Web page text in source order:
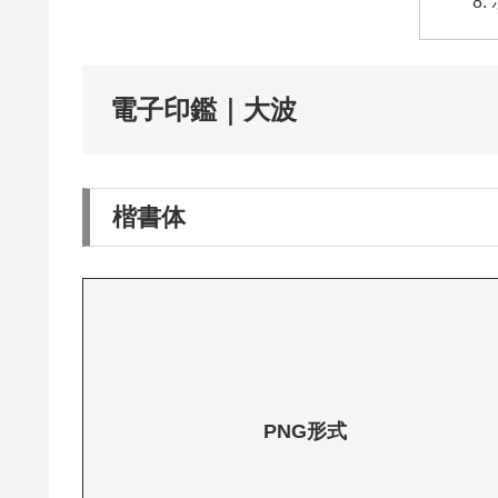
電子印鑑｜大波
楷書体
PNG形式